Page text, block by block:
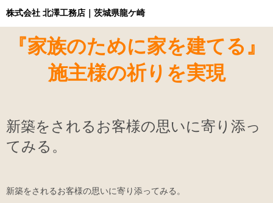
株式会社 北澤工務店｜茨城県龍ケ崎
『家族のために家を建てる』
施主様の祈りを実現
新築をされるお客様の思いに寄り添っ
てみる。
新築をされるお客様の思いに寄り添ってみる。